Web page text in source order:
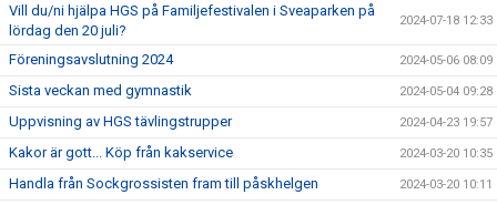
Vill du/ni hjälpa HGS på Familjefestivalen i Sveaparken på
lördag den 20 juli?
2024-07-18 12:33
Föreningsavslutning 2024 2024-05-06 08:09
Sista veckan med gymnastik 2024-05-04 09:28
Uppvisning av HGS tävlingstrupper 2024-04-23 19:57
Kakor är gott... Köp från kakservice 2024-03-20 10:35
Handla från Sockgrossisten fram till påskhelgen 2024-03-20 10:11